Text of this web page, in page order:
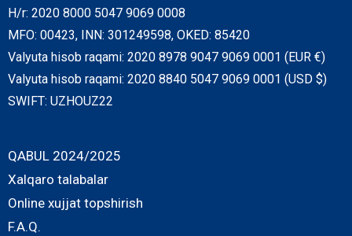
H/r: 2020 8000 5047 9069 0008
MFO: 00423, INN: 301249598, OKED: 85420
Valyuta hisob raqami: 2020 8978 9047 9069 0001 (EUR €)
Valyuta hisob raqami: 2020 8840 5047 9069 0001 (USD $)
SWIFT: UZHOUZ22
QABUL 2024/2025
Xalqaro talabalar
Online xujjat topshirish
F.A.Q.